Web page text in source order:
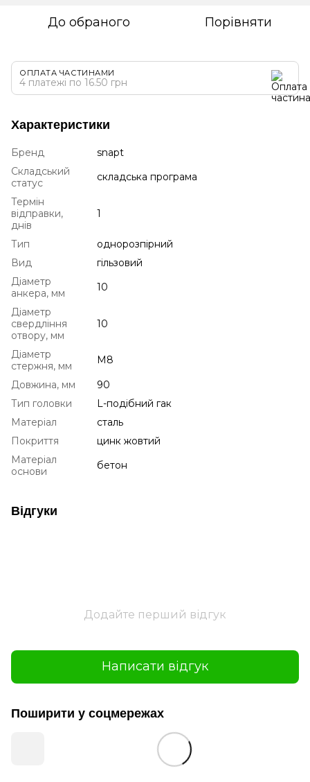
До обраного Порівняти
ОПЛАТА ЧАСТИНАМИ
4 платежі по 16.50 грн
Характеристики
Бренд
snapt
Складський
статус
складська програма
Термін
відправки,
днів
1
Тип
однорозпірний
Вид
гільзовий
Діаметр
анкера, мм
10
Діаметр
свердління
отвору, мм
10
Діаметр
стержня, мм
М8
Довжина, мм
90
Тип головки
L-подібний гак
Матеріал
сталь
Покриття
цинк жовтий
Матеріал
основи
бетон
Відгуки
Додайте перший відгук
Написати відгук
Поширити у соцмережах